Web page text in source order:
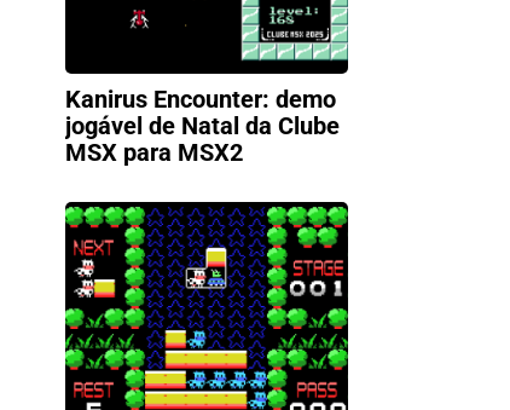
Kanirus Encounter: demo
jogável de Natal da Clube
MSX para MSX2